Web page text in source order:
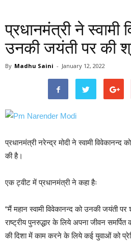
प्रधानमंत्री ने स्वामी
उनकी जयंती पर की
By Madhu Saini - January 12, 2022
प्रधानमंत्री नरेन्द्र मोदी ने स्वामी विवेकानन्द
की है।
एक ट्वीट में प्रधानमंत्री ने कहा हैः
“मैं महान स्वामी विवेकानन्द को उनकी जयंती पर
राष्ट्रीय पुनरुद्धार के लिये अपना जीवन समर्पित
की दिशा में काम करने के लिये कई युवाओं को